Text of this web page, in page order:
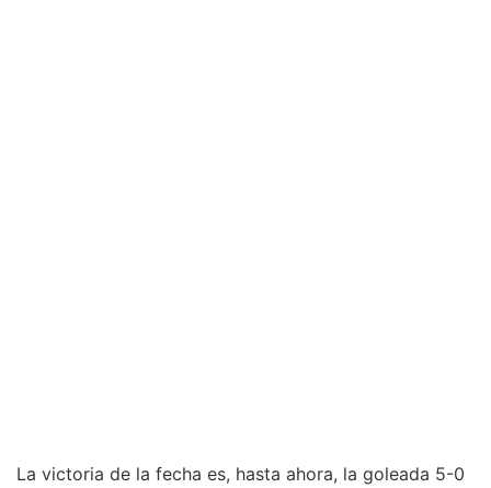
La victoria de la fecha es, hasta ahora, la goleada 5-0